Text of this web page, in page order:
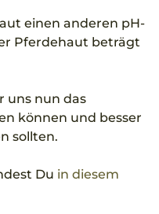
einen anderen pH-
Pferdehaut beträgt
uns nun das
können und besser
sollten.
Du in diesem